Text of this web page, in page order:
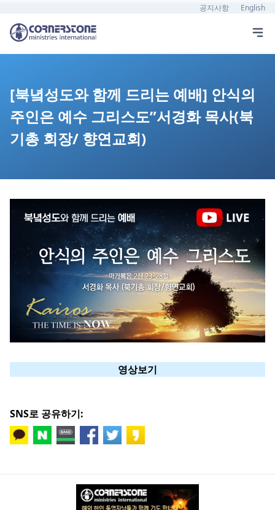
공지사항 English
[북녘성도와 함께 드리는 예배] 안식의
주인은 예수 그리스도”서경화 목사(북
기총 회장/ 향연교회)
영상보기
SNS로 공유하기: